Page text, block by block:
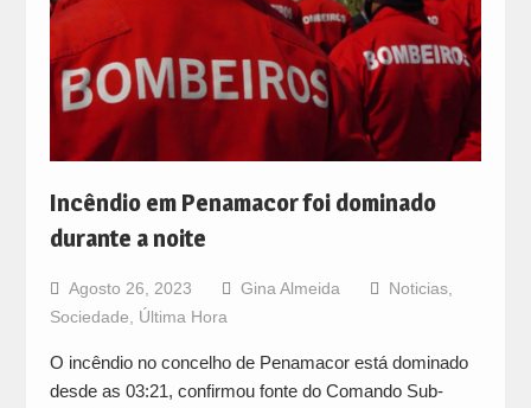
Incêndio em Penamacor foi dominado
durante a noite
Agosto 26, 2023 Gina Almeida Noticias,
Sociedade
Última Hora
O incêndio no concelho de Penamacor está dominado
desde as 03:21, confirmou fonte do Comando Sub-